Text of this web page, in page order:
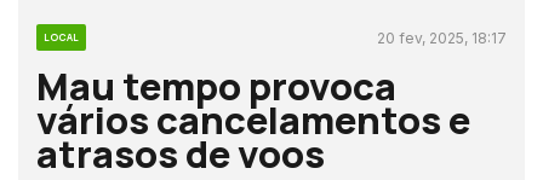
LOCAL 20 fev, 2025, 18:17
Mau tempo provoca
vários cancelamentos e
atrasos de voos